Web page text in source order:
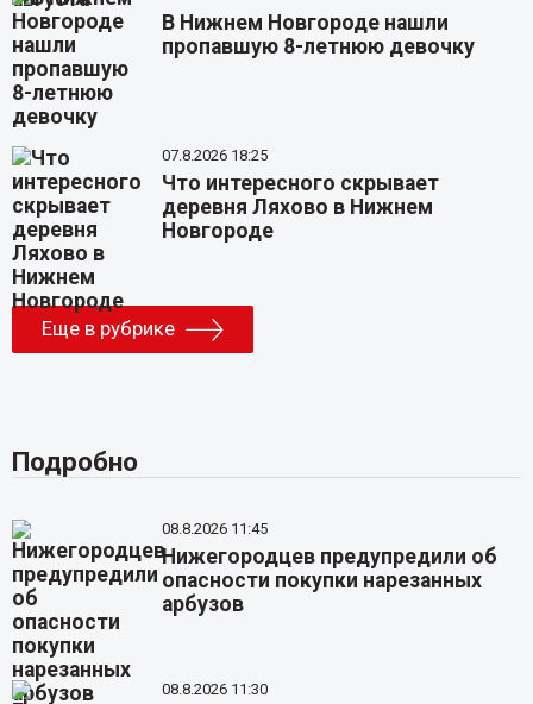
В Нижнем Новгороде нашли
пропавшую 8-летнюю девочку
07.8.2026 18:25
Что интересного скрывает
деревня Ляхово в Нижнем
Новгороде
Еще в рубрике
Подробно
08.8.2026 11:45
Нижегородцев предупредили об
опасности покупки нарезанных
арбузов
08.8.2026 11:30